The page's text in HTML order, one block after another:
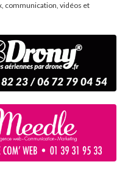
communication, vidéos et